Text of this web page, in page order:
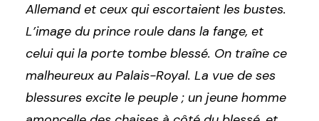
Allemand et ceux qui escortaient les bustes.
L’image du prince roule dans la fange, et
celui qui la porte tombe blessé. On traîne ce
malheureux au Palais-Royal. La vue de ses
blessures excite le peuple ; un jeune homme